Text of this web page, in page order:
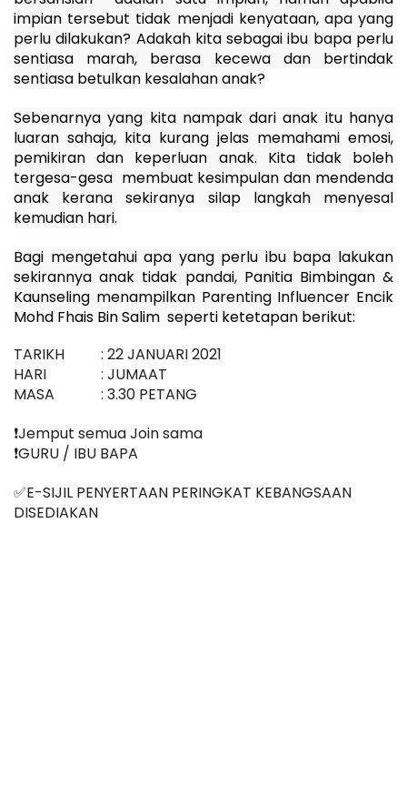
impian tersebut tidak menjadi kenyataan, apa yang
perlu dilakukan? Adakah kita sebagai ibu bapa perlu
sentiasa marah, berasa kecewa dan bertindak
sentiasa betulkan kesalahan anak?
Sebenarnya yang kita nampak dari anak itu hanya
luaran sahaja, kita kurang jelas memahami emosi,
pemikiran dan keperluan anak. Kita tidak boleh
tergesa-gesa  membuat kesimpulan dan mendenda
anak kerana sekiranya silap langkah menyesal
kemudian hari.
Bagi mengetahui apa yang perlu ibu bapa lakukan
sekirannya anak tidak pandai, Panitia Bimbingan &
Kaunseling menampilkan Parenting Influencer Encik
Mohd Fhais Bin Salim  seperti ketetapan berikut:
TARIKH
: 22 JANUARI 2021
HARI
: JUMAAT
MASA
: 3.30 PETANG
❗️Jemput semua Join sama
❗️GURU / IBU BAPA
✅E-SIJIL PENYERTAAN PERINGKAT KEBANGSAAN
DISEDIAKAN